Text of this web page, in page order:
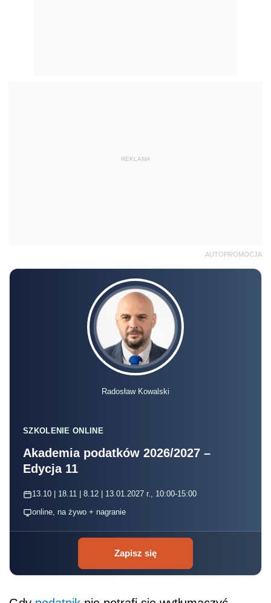
REKLAMA
AUTOPROMOCJA
Radosław Kowalski
SZKOLENIE ONLINE
Akademia podatków 2026/2027 –
Edycja 11
13.10 | 18.11 | 8.12 | 13.01.2027 r., 10:00-15:00
online, na żywo + nagranie
Zapisz się